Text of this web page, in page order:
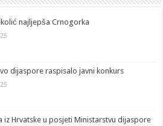
najljepša Crnogorka
dijaspore raspisalo javni konkurs
iz Hrvatske u posjeti Ministarstvu dijaspore